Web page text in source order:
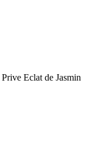
Eclat de Jasmin